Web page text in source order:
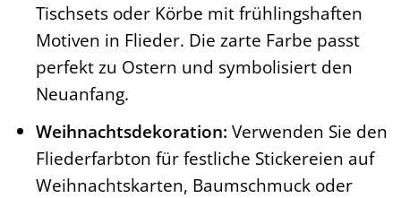
Tischsets oder Körbe mit frühlingshaften
Motiven in Flieder. Die zarte Farbe passt
perfekt zu Ostern und symbolisiert den
Neuanfang.
Weihnachtsdekoration: Verwenden Sie den
Fliederfarbton für festliche Stickereien auf
Weihnachtskarten, Baumschmuck oder